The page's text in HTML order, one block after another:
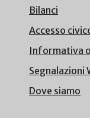
Bilanci
Accesso
Informativa
Segnalazioni
Dove siamo